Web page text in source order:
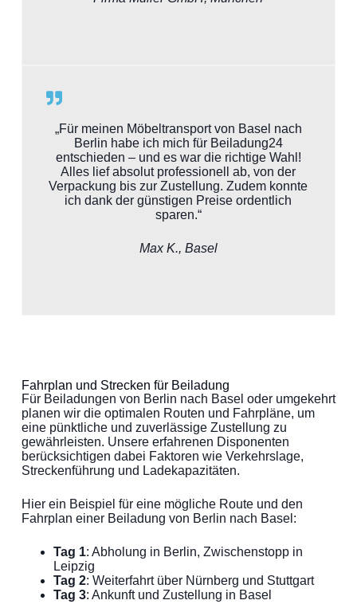
„Für meinen Möbeltransport von Basel nach
Berlin habe ich mich für Beiladung24
entschieden – und es war die richtige Wahl!
Alles lief absolut professionell ab, von der
Verpackung bis zur Zustellung. Zudem konnte
ich dank der günstigen Preise ordentlich
sparen.“
Max K., Basel
Fahrplan und Strecken für Beiladung
Für Beiladungen von Berlin nach Basel oder umgekehrt
planen wir die optimalen Routen und Fahrpläne, um
eine pünktliche und zuverlässige Zustellung zu
gewährleisten. Unsere erfahrenen Disponenten
berücksichtigen dabei Faktoren wie Verkehrslage,
Streckenführung und Ladekapazitäten.
Hier ein Beispiel für eine mögliche Route und den
Fahrplan einer Beiladung von Berlin nach Basel:
Tag 1: Abholung in Berlin, Zwischenstopp in
Leipzig
Tag 2: Weiterfahrt über Nürnberg und Stuttgart
Tag 3: Ankunft und Zustellung in Basel